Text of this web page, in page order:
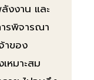
งงาน และ
รพิจารณา
าของ
หมาะสม